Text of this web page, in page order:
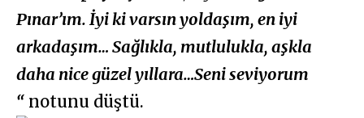
Pınar’ım. İyi ki varsın yoldaşım, en iyi
arkadaşım… Sağlıkla, mutlulukla, aşkla
daha nice güzel yıllara…Seni seviyorum
“ notunu düştü.